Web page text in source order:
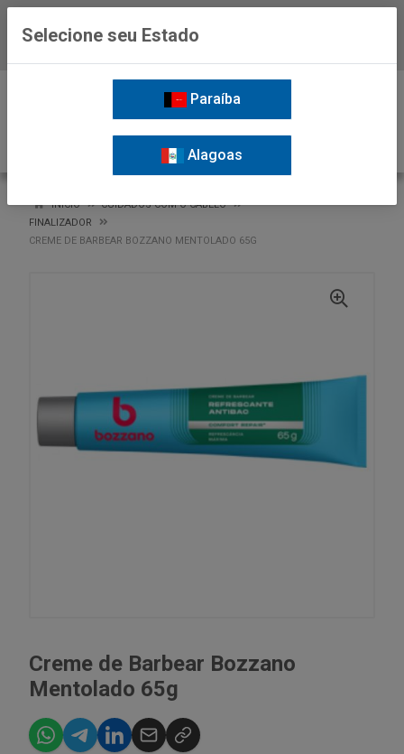
INÍCIO
CUIDADOS COM O CABELO
FINALIZADOR
CREME DE BARBEAR BOZZANO MENTOLADO 65G
Creme de Barbear Bozzano
Mentolado 65g
Selecione seu Estado
Paraíba
Alagoas